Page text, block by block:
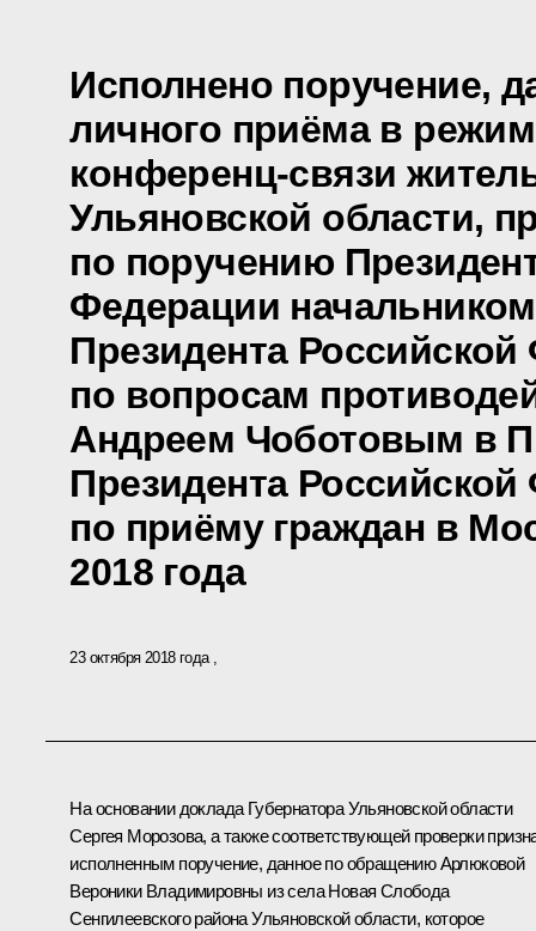
Исполнено поручение,
личного приёма в
конференц-связи
Ульяновской области,
по поручению
Федерации
Президента
по вопросам
Андреем Чоботовым в
Президента
по приёму граждан в
2018 года
23 октября 2018 года
На основании доклада Губернатора Ульяновской области
Сергея Морозова, а также соответствующей проверки
исполненным поручение, данное по обращению Арлюковой
Вероники Владимировны из села Новая Слобода
Сенгилеевского района Ульяновской области, которое